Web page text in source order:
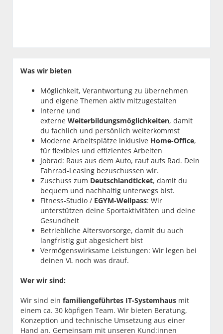
Was wir bieten
Möglichkeit, Verantwortung zu übernehmen
und eigene Themen aktiv mitzugestalten
Interne und
externe Weiterbildungsmöglichkeiten, damit
du fachlich und persönlich weiterkommst
Moderne Arbeitsplätze inklusive Home-Office,
für flexibles und effizientes Arbeiten
Jobrad: Raus aus dem Auto, rauf aufs Rad. Dein
Fahrrad-Leasing bezuschussen wir.
Zuschuss zum Deutschlandticket, damit du
bequem und nachhaltig unterwegs bist.
Fitness-Studio / EGYM-Wellpass: Wir
unterstützen deine Sportaktivitäten und deine
Gesundheit
Betriebliche Altersvorsorge, damit du auch
langfristig gut abgesichert bist
Vermögenswirksame Leistungen: Wir legen bei
deinen VL noch was drauf.
Wer wir sind:
Wir sind ein familiengeführtes IT-Systemhaus mit
einem ca. 30 köpfigen Team. Wir bieten Beratung,
Konzeption und technische Umsetzung aus einer
Hand an. Gemeinsam mit unseren Kund:innen